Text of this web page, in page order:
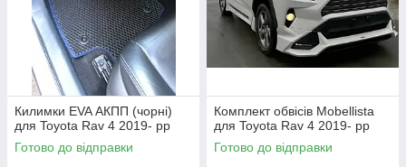
Килимки EVA АКПП (чорні)
для Toyota Rav 4 2019- рр
Готово до відправки
Комплект обвісів Mobellista
для Toyota Rav 4 2019- рр
Готово до відправки